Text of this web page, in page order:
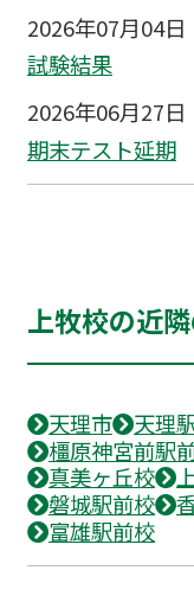
2026年07月04日
試験結果
2026年06月27日
期末テスト延期
上牧校の近
天理市 天理
橿原神宮前駅
真美ヶ丘校
磐城駅前校
富雄駅前校